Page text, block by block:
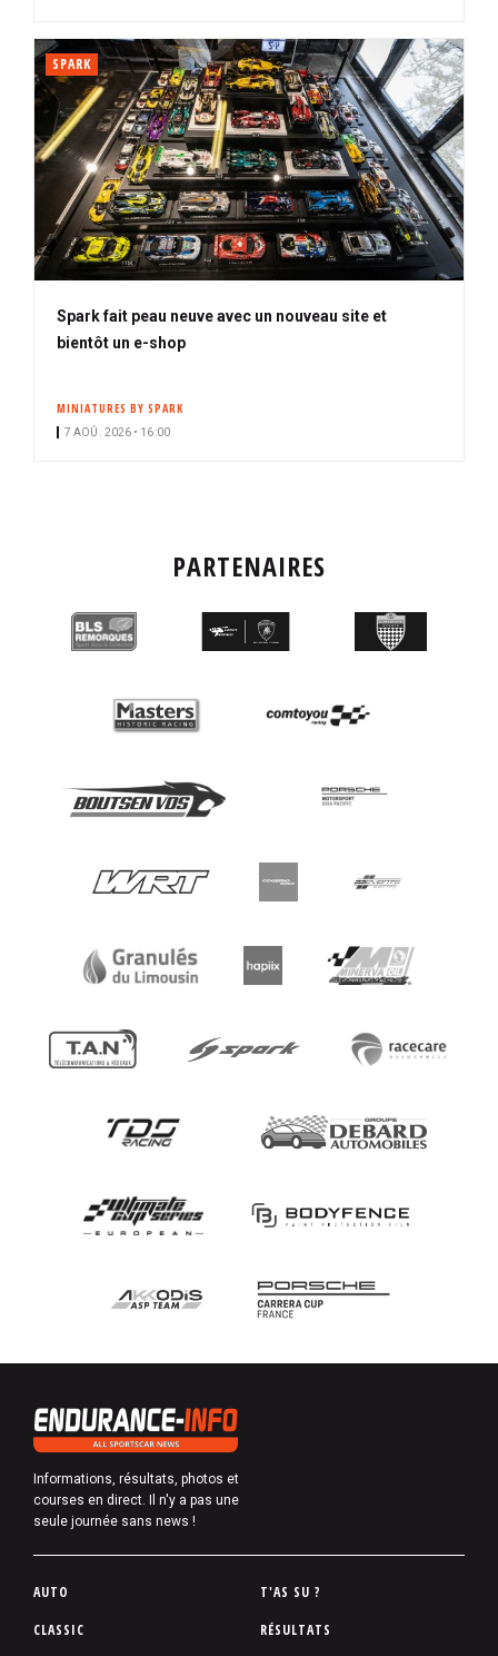
SPARK
Spark fait peau neuve avec un nouveau site et
bientôt un e-shop
MINIATURES BY SPARK
7 AOÛ. 2026 • 16:00
PARTENAIRES
Informations, résultats, photos et
courses en direct. Il n'y a pas une
seule journée sans news !
P
AUTO
CLASSIC
T'AS SU ?
RÉSULTATS